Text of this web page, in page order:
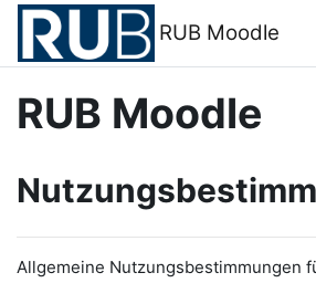
Zum Hauptinhalt
RUB Moodle
RUB Moodle
Allgemeine Nutzungsbestimmungen